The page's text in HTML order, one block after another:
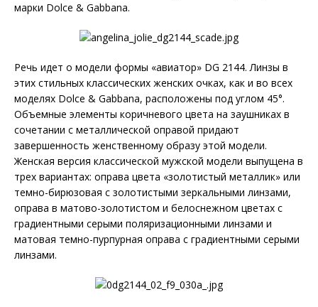
марки Dolce & Gabbana.
Речь идет о модели формы «авиатор» DG 2144. Линзы в
этих стильных классических женских очках, как и во всех
моделях Dolce & Gabbana, расположены под углом 45°.
Объемные элементы коричневого цвета на заушниках в
сочетании с металлической оправой придают
завершенность женственному образу этой модели.
Женская версия классической мужской модели выпущена в
трех вариантах: оправа цвета «золотистый металлик» или
темно-бирюзовая с золотистыми зеркальными линзами,
оправа в матово-золотистом и белоснежном цветах с
градиентными серыми поляризационными линзами и
матовая темно-пурпурная оправа с градиентными серыми
линзами.